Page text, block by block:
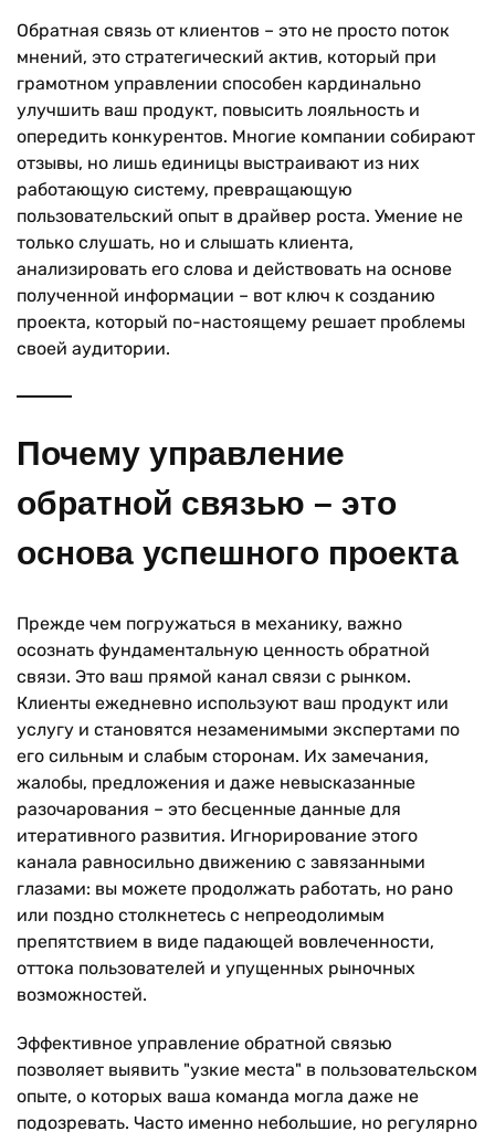
Обратная связь от клиентов – это не просто поток
мнений, это стратегический актив, который при
грамотном управлении способен кардинально
улучшить ваш продукт, повысить лояльность и
опередить конкурентов. Многие компании собирают
отзывы, но лишь единицы выстраивают из них
работающую систему, превращающую
пользовательский опыт в драйвер роста. Умение не
только слушать, но и слышать клиента,
анализировать его слова и действовать на основе
полученной информации – вот ключ к созданию
проекта, который по-настоящему решает проблемы
своей аудитории.
Почему управление
обратной связью – это
основа успешного проекта
Прежде чем погружаться в механику, важно
осознать фундаментальную ценность обратной
связи. Это ваш прямой канал связи с рынком.
Клиенты ежедневно используют ваш продукт или
услугу и становятся незаменимыми экспертами по
его сильным и слабым сторонам. Их замечания,
жалобы, предложения и даже невысказанные
разочарования – это бесценные данные для
итеративного развития. Игнорирование этого
канала равносильно движению с завязанными
глазами: вы можете продолжать работать, но рано
или поздно столкнетесь с непреодолимым
препятствием в виде падающей вовлеченности,
оттока пользователей и упущенных рыночных
возможностей.
Эффективное управление обратной связью
позволяет выявить "узкие места" в пользовательском
опыте, о которых ваша команда могла даже не
подозревать. Часто именно небольшие, но регулярно